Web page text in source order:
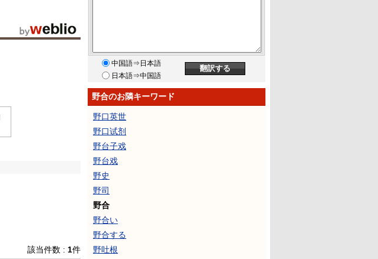
該当件数 : 1件
中国語⇒日本語
日本語⇒中国語
野合のお隣キーワード
野口英世
野口试剂
野台子戏
野台戏
野史
野司
野合
野合い
野合する
野吐根